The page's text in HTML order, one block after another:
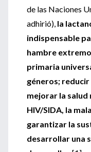
de las Naciones
adhirió), la
indispensable
hambre
primaria
géneros;
mejorar la
HIV/SIDA, la
garantizar la
desarrollar una